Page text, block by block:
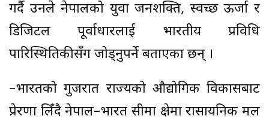
गर्दै उनले नेपालको युवा जनशक्ति, स्वच्छ ऊर्जा र
डिजिटल पूर्वाधारलाई भारतीय प्रविधि
पारिस्थितिकीसँग जोड्नुपर्ने बताएका छन् ।
–भारतको गुजरात राज्यको औद्योगिक विकासबाट
प्रेरणा लिँदै नेपाल–भारत सीमा क्षेत्रमा रासायनिक मल